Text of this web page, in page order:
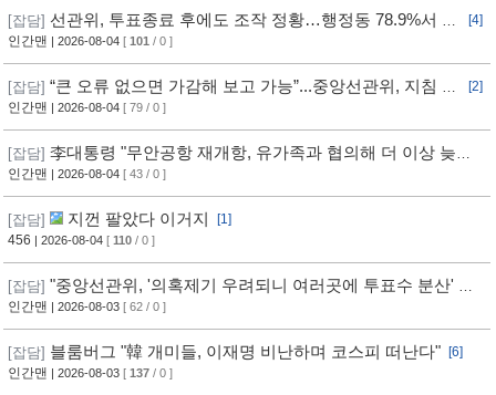
[잡담] 선관위, 투표종료 후에도 조작 정황…행정동 78.9%서 오
차 발생
[4]
인간맨 | 2026-08-04 [ 101 / 0 ]
[잡담] “큰 오류 없으면 가감해 보고 가능”...중앙선관위, 지침 정
황
[2]
인간맨 | 2026-08-04 [ 79 / 0 ]
[잡담] 李대통령 "무안공항 재개항, 유가족과 협의해 더 이상 늦추
지 말아야"
인간맨 | 2026-08-04 [ 43 / 0 ]
[잡담] 지껀 팔았다 이거지
[1]
456 | 2026-08-04 [ 110 / 0 ]
[잡담] "중앙선관위, '의혹제기 우려되니 여러곳에 투표수 분산' 지
침"
인간맨 | 2026-08-03 [ 62 / 0 ]
[잡담] 블룸버그 "韓 개미들, 이재명 비난하며 코스피 떠난다"
[6]
인간맨 | 2026-08-03 [ 137 / 0 ]